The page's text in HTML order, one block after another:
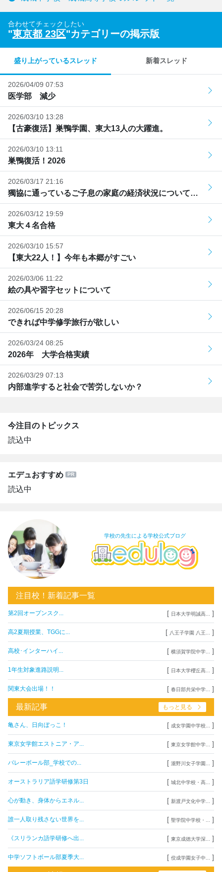
合わせてチェックしたい
"東京都 23区"カテゴリーの掲示版
盛り上がっているスレッド 新着スレッド
2026/04/09 07:53
医学部 減少
2026/03/10 13:28
【古豪復活】巣鴨学園、東大13人の大躍進。
2026/03/10 13:11
巣鴨復活！2026
2026/03/17 21:16
獨協に通っているご子息の家庭の経済状況について…
2026/03/12 19:59
東大４名合格
2026/03/10 15:57
【東大22人！】今年も本郷がすごい
2026/03/06 11:22
絵の具や習字セットについて
2026/06/15 20:28
できれば中学修学旅行が欲しい
2026/03/24 08:25
2026年 大学合格実績
2026/03/29 07:13
内部進学すると社会で苦労しないか？
今注目のトピックス
読込中
エデュおすすめ
読込中
学校の先生による学校公式ブログ
注目校！新着記事一覧
第2回オープンスク... [ 日本大学明誠高... ]
高2夏期授業、TGGに... [ 八王子学園 八王... ]
高校･インターハイ... [ 横須賀学院中学... ]
1年生対象進路説明... [ 日本大学櫻丘高... ]
関東大会出場！！ [ 春日部共栄中学... ]
最新記事 もっと見る
亀さん、日向ぼっこ！ [ 成女学園中学校... ]
東京女学館エストニア・ア... [ 東京女学館中学... ]
バレーボール部_学校での... [ 瀧野川女子学園... ]
オーストラリア語学研修第3日 [ 城北中学校・高... ]
心が動き、身体からエネル... [ 新渡戸文化中学... ]
誰一人取り残さない世界を... [ 聖学院中学校・... ]
《スリランカ語学研修へ出... [ 東京成徳大学深... ]
中学ソフトボール部夏季大... [ 佼成学園女子中... ]